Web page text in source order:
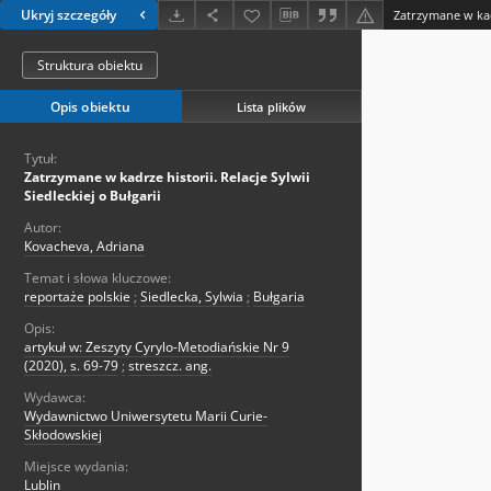
Ukryj szczegóły
Struktura obiektu
Opis obiektu Lista plików
Tytuł:
Zatrzymane w kadrze historii. Relacje Sylwii
Siedleckiej o Bułgarii
Autor:
Kovacheva, Adriana
Temat i słowa kluczowe:
reportaże polskie ; Siedlecka, Sylwia ; Bułgaria
Opis:
artykuł w: Zeszyty Cyrylo-Metodiańskie Nr 9
(2020), s. 69-79 ; streszcz. ang.
Wydawca:
Wydawnictwo Uniwersytetu Marii Curie-
Skłodowskiej
Miejsce wydania:
Lublin